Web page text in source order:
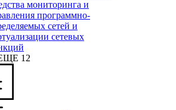
мониторинга и
программно-
сетей и
сетевых
12